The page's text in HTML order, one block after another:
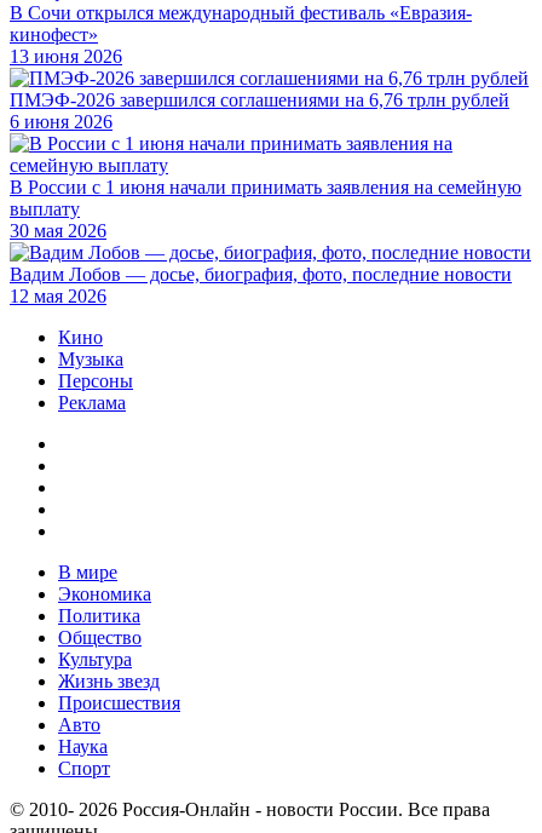
В Сочи открылся международный фестиваль «Евразия-
кинофест»
13 июня 2026
ПМЭФ-2026 завершился соглашениями на 6,76 трлн рублей
6 июня 2026
В России с 1 июня начали принимать заявления на семейную
выплату
30 мая 2026
Вадим Лобов — досье, биография, фото, последние новости
12 мая 2026
Кино
Музыка
Персоны
Реклама
В мире
Экономика
Политика
Общество
Культура
Жизнь звезд
Происшествия
Авто
Наука
Спорт
© 2010- 2026 Россия-Онлайн - новости России. Все права